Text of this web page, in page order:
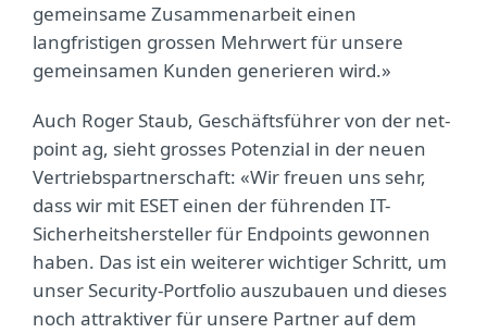
gemeinsame Zusammenarbeit einen
langfristigen grossen Mehrwert für unsere
gemeinsamen Kunden generieren wird.»
Auch Roger Staub, Geschäftsführer von der net-
point ag, sieht grosses Potenzial in der neuen
Vertriebspartnerschaft: «Wir freuen uns sehr,
dass wir mit ESET einen der führenden IT-
Sicherheitshersteller für Endpoints gewonnen
haben. Das ist ein weiterer wichtiger Schritt, um
unser Security-Portfolio auszubauen und dieses
noch attraktiver für unsere Partner auf dem